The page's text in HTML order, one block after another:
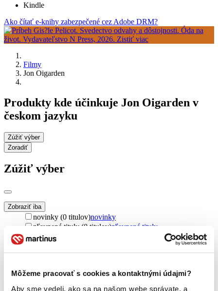
Môžeme pracovať s cookies a kontaktnými údajmi?
Aby sme vedeli, ako sa na našom webe správate, a
Kindle
Ako čítať e-knihy zabezpečené cez Adobe DRM?
Filmy
Jon Oigarden
Produkty kde účinkuje Jon Oigarden v
českom jazyku
Zúžiť výber
Zoradiť
Zúžiť výber
Zobraziť iba
novinky (0 titulov)novinky
zľavnené tituly (0 titulov)zľavnené tituly
Dostupnosť
na centrálnom sklade (0 titulov)na centrálnom sklade
pripravujeme (0 titulov)pripravujeme